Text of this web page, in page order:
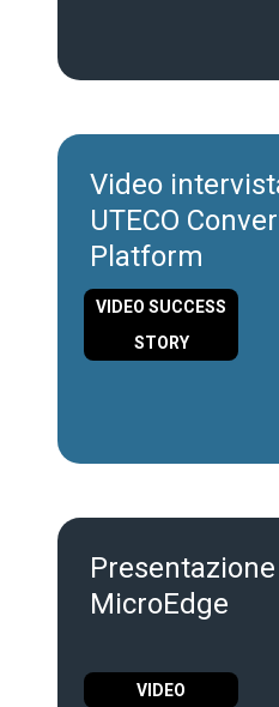
Video
UTECO
Platform
VIDEO SUCCESS
STORY
MicroEdge
VIDEO